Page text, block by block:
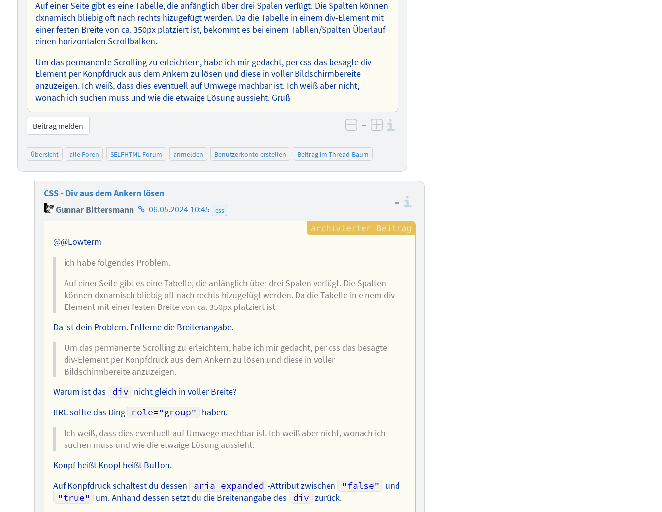
Auf einer Seite gibt es eine Tabelle, die anfänglich über drei Spalen verfügt. Die Spalten können
dxnamisch bliebig oft nach rechts hizugefügt werden. Da die Tabelle in einem div-Element mit
einer festen Breite von ca. 350px platziert ist, bekommt es bei einem Tabllen/Spalten Überlauf
einen horizontalen Scrollbalken.
Um das permanente Scrolling zu erleichtern, habe ich mir gedacht, per css das besagte div-
Element per Konpfdruck aus dem Ankern zu lösen und diese in voller Bildschirmbereite
anzuzeigen. Ich weiß, dass dies eventuell auf Umwege machbar ist. Ich weiß aber nicht,
wonach ich suchen muss und wie die etwaige Lösung aussieht. Gruß
Beitrag melden negativ bewerten
– positiv bewerten
Übersicht alle Foren SELFHTML-Forum anmelden Benutzerkonto erstellen Beitrag im Thread-Baum
CSS - Div aus dem Ankern lösen
Gunnar Bittersmann Homepage
des
06.05.2024 10:45 css
–
@@Lowterm
ich habe folgendes Problem.
Auf einer Seite gibt es eine Tabelle, die anfänglich über drei Spalen verfügt. Die Spalten
können dxnamisch bliebig oft nach rechts hizugefügt werden. Da die Tabelle in einem div-
Element mit einer festen Breite von ca. 350px platziert ist
Da ist dein Problem. Entferne die Breitenangabe.
Um das permanente Scrolling zu erleichtern, habe ich mir gedacht, per css das besagte
div-Element per Konpfdruck aus dem Ankern zu lösen und diese in voller
Bildschirmbereite anzuzeigen.
Warum ist das
div nicht gleich in voller Breite?
IIRC sollte das Ding
role="group"
haben.
Ich weiß, dass dies eventuell auf Umwege machbar ist. Ich weiß aber nicht, wonach ich
suchen muss und wie die etwaige Lösung aussieht.
Konpf heißt Knopf heißt Button.
Auf Konpfdruck schaltest du dessen
aria-expanded -Attribut zwischen "false"
und
"true"
um. Anhand dessen setzt du die Breitenangabe des div zurück.